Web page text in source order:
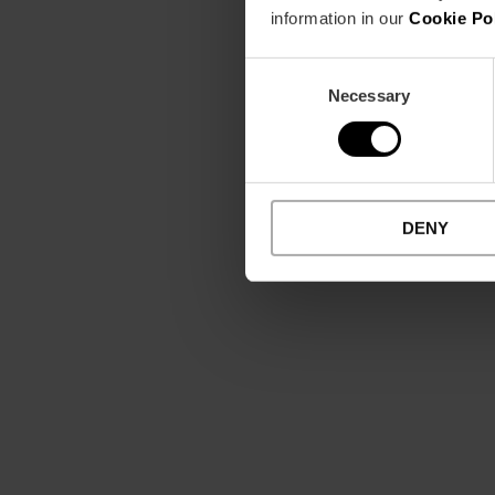
information in our Cookie
Necessary
DENY